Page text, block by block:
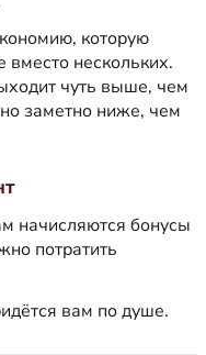
которую
вместо нескольких.
чуть выше, чем
заметно ниже, чем
начисляются бонусы
потратить
вам по душе.